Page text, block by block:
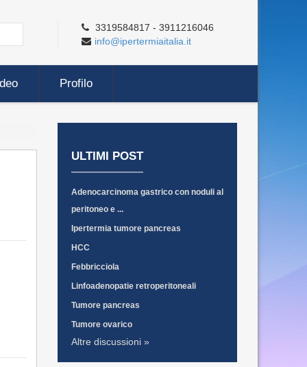
3319584817 - 3911216046
info@ipertermiaitalia.it
Profilo
ULTIMI POST
Adenocarcinoma gastrico con noduli al
peritoneo e ...
Ipertermia tumore pancreas
HCC
Febbricciola
Linfoadenopatie retroperitoneali
Tumore pancreas
Tumore ovarico
Altre discussioni »